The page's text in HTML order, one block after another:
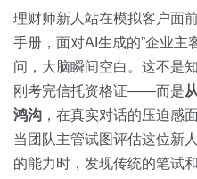
下载客户端
企业服务
消费医疗
教育
汽车
开放平台
定价
资源中心
理财师新人站在模拟客户面
手册，面对AI生成的”企业主
问，大脑瞬间空白。这不
刚考完信托资格证——而是
鸿沟 ，在真实对话的压迫感
当团队主管试图评估这位新
的能力时，发现传统的笔试